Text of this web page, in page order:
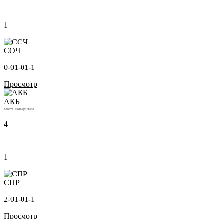
1
СОЧ
0-01-01-1
Просмотр
АКБ
матч завершен
4
1
СПР
2-01-01-1
Просмотр